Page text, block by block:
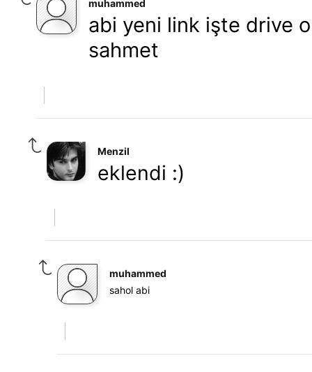
muhammed
abi yeni link işte drive
sahmet
Menzil
eklendi :)
muhammed
sahol abi